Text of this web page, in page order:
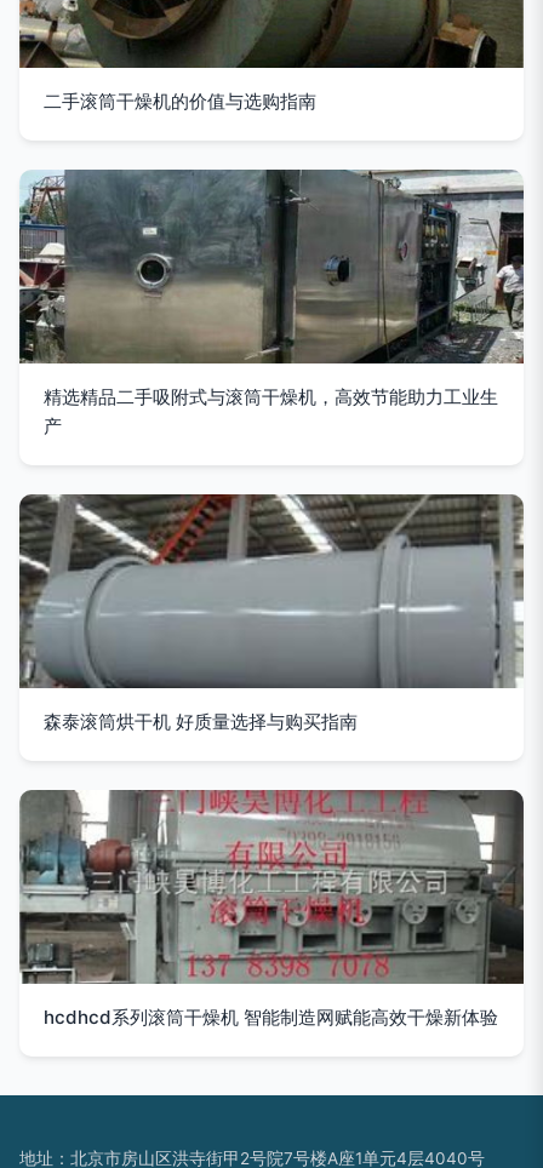
二手滚筒干燥机的价值与选购指南
精选精品二手吸附式与滚筒干燥机，高效节能助力工业生
产
森泰滚筒烘干机 好质量选择与购买指南
hcdhcd系列滚筒干燥机 智能制造网赋能高效干燥新体验
地址：北京市房山区洪寺街甲2号院7号楼A座1单元4层4040号